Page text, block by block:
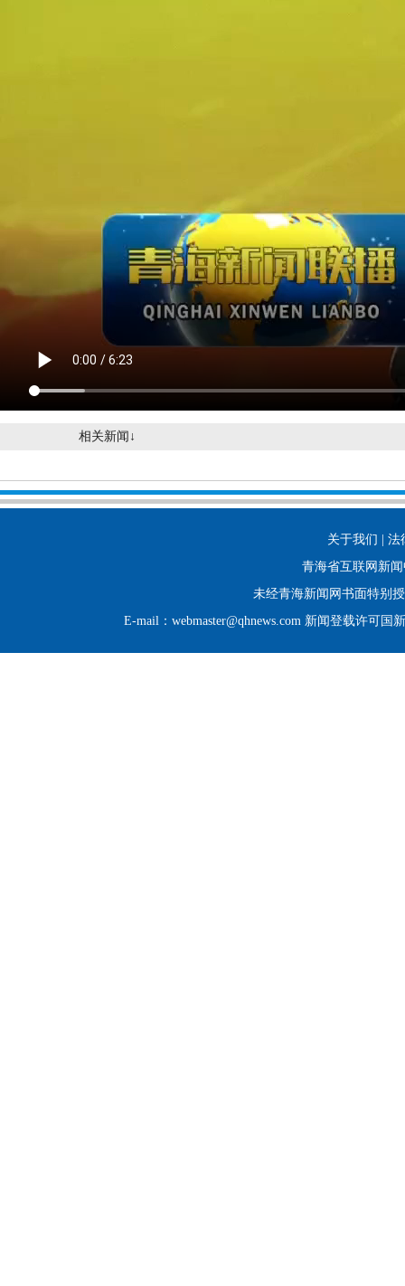
相关新闻↓
关于我们 |
青海省互联网新
未经青海新闻网书面特别
E-mail：webmaster@qhnews.com 新闻登载许可国